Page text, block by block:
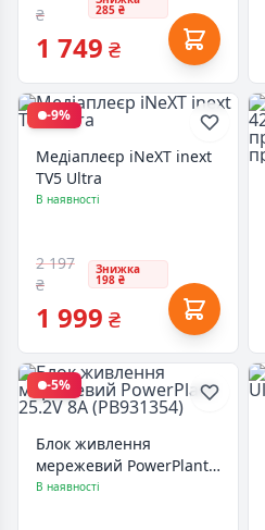
₴
285 ₴
1 749 ₴
-9%
Медіаплеєр iNeXT inext
TV5 Ultra
В наявності
2 197
₴
Знижка
198 ₴
1 999 ₴
-5%
Блок живлення
мережевий PowerPlant
25.2V 8A (PB931354)
В наявності